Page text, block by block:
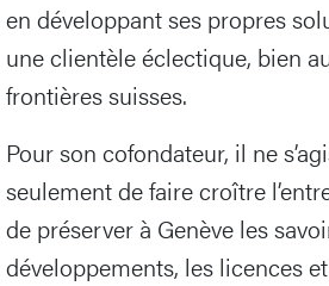
en développant ses propres
une clientèle éclectique, bien
frontières suisses.
Pour son cofondateur, il ne
seulement de faire croître
de préserver à Genève les
développements, les licences